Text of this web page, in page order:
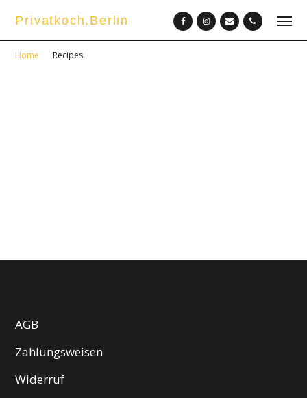
Privatkoch.Berlin
Home Recipes
AGB
Zahlungsweisen
Widerruf